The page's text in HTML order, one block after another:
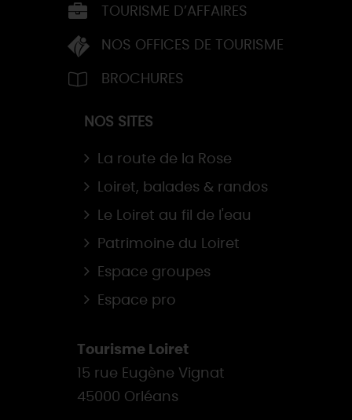
TOURISME D’AFFAIRES
NOS OFFICES DE TOURISME
BROCHURES
NOS SITES
La route de la Rose
Loiret, balades & randos
Le Loiret au fil de l'eau
Patrimoine du Loiret
Espace groupes
Espace pro
Tourisme Loiret
15 rue Eugène Vignat
45000 Orléans